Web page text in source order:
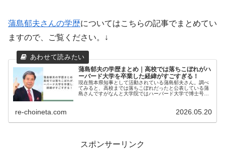
蒲島郁夫さんの学歴についてはこちらの記事でまとめてい
ますので、ご覧ください。↓
蒲島郁夫の学歴まとめ｜高校では落ちこぼれがハ
ーバード大学を卒業した経緯がすごすぎる！
現在熊本県知事として活動されている蒲島郁夫さん。調べ
てみると、高校までは落ちこぼれだったと公表している蒲
島さんですがなんと大学院ではハーバード大学で博士号ま
re-choineta.com 2026.05.20
スポンサーリンク